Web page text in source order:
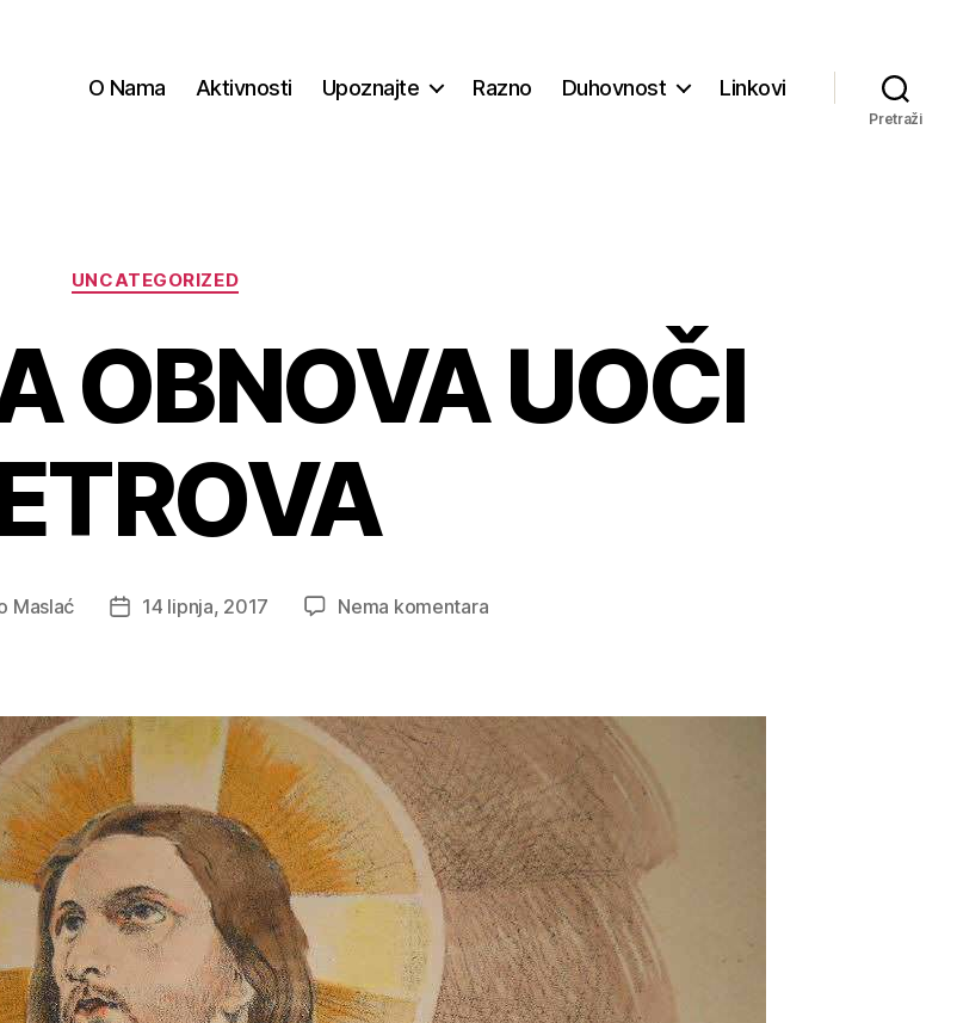
O Nama Aktivnosti Upoznajte Razno Duhovnost Linkovi
Pretraži
Kategorije
UNCATEGORIZED
OBNOVA UOČI
Maslać
Datum
14 lipnja, 2017 Nema komentarana
PETROVA